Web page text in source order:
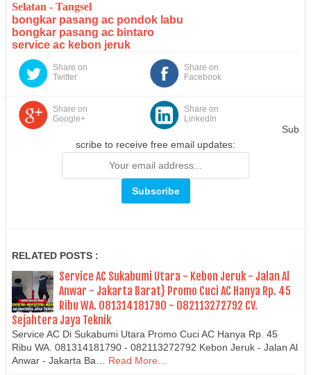
Selatan - Tangsel
bongkar pasang ac pondok labu
bongkar pasang ac bintaro
service ac kebon jeruk
Share on
Facebook
Share on
Twitter
Share on
Google+
Share on
LinkedIn
Sub
scribe to receive free email updates:
RELATED POSTS :
Service AC Sukabumi Utara - Kebon Jeruk - Jalan Al
Anwar - Jakarta Barat} Promo Cuci AC Hanya Rp. 45
Ribu WA. 081314181790 - 082113272792 CV.
Sejahtera Jaya Teknik
Service AC Di Sukabumi Utara Promo Cuci AC Hanya Rp. 45
Ribu WA. 081314181790 - 082113272792 Kebon Jeruk - Jalan Al
Anwar - Jakarta Ba…
Read More...